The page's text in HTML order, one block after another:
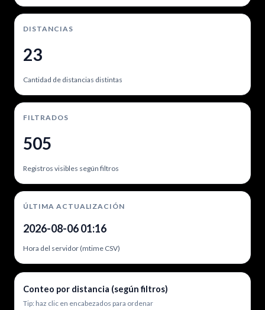
DISTANCIAS
23
Cantidad de distancias distintas
FILTRADOS
505
Registros visibles según filtros
ÚLTIMA ACTUALIZACIÓN
2026-08-06 01:16
Hora del servidor (mtime CSV)
Conteo por distancia (según filtros)
Tip: haz clic en encabezados para ordenar